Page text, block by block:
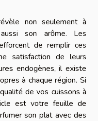
non seulement à
son arôme. Les
de remplir ces
satisfaction de leurs
endogènes, il existe
à chaque région. Si
de vos cuissons à
est votre feuille de
son plat avec des